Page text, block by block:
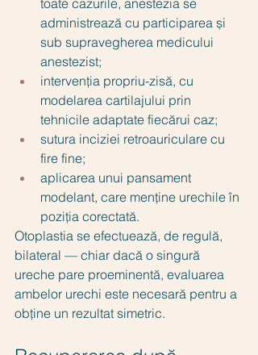
toate cazurile, anestezia se
administrează cu participarea și
sub supravegherea medicului
anestezist;
intervenția propriu-zisă, cu
modelarea cartilajului prin
tehnicile adaptate fiecărui caz;
sutura inciziei retroauriculare cu
fire fine;
aplicarea unui pansament
modelant, care menține urechile în
poziția corectată.
Otoplastia se efectuează, de regulă,
bilateral — chiar dacă o singură
ureche pare proeminentă, evaluarea
ambelor urechi este necesară pentru a
obține un rezultat simetric.